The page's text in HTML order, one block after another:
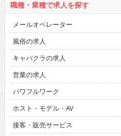
職種・業種で求人を探す
メールオペレーター
風俗の求人
キャバクラの求人
営業の求人
パワフルワーク
ホスト・モデル・AV
接客・販売サービス